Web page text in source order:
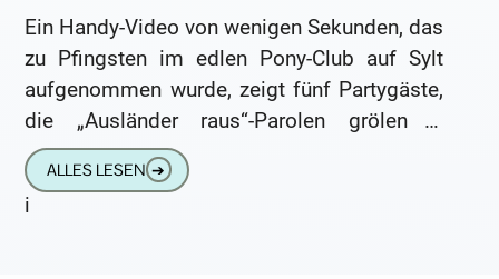
Ein Handy-Video von wenigen Sekunden, das
zu Pfingsten im edlen Pony-Club auf Sylt
aufgenommen wurde, zeigt fünf Partygäste,
die „Ausländer raus“-Parolen grölen –
darunter ein Mitarbeiter der Agenturgruppe
Serviceplan, der
ALLES LESEN ➔
i